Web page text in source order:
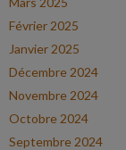
Février 2025
Janvier 2025
Décembre 2024
Novembre 2024
Octobre 2024
Septembre 2024